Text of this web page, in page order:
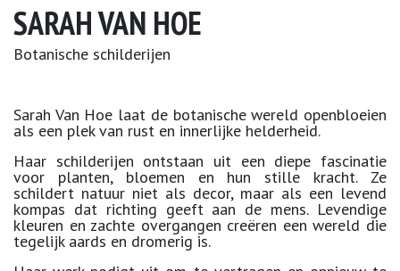
SARAH VAN HOE
Botanische schilderijen
Sarah Van Hoe laat de botanische wereld openbloeien
als een plek van rust en innerlijke helderheid.
Haar schilderijen ontstaan uit een diepe fascinatie
voor planten, bloemen en hun stille kracht. Ze
schildert natuur niet als decor, maar als een levend
kompas dat richting geeft aan de mens. Levendige
kleuren en zachte overgangen creëren een wereld die
tegelijk aards en dromerig is.